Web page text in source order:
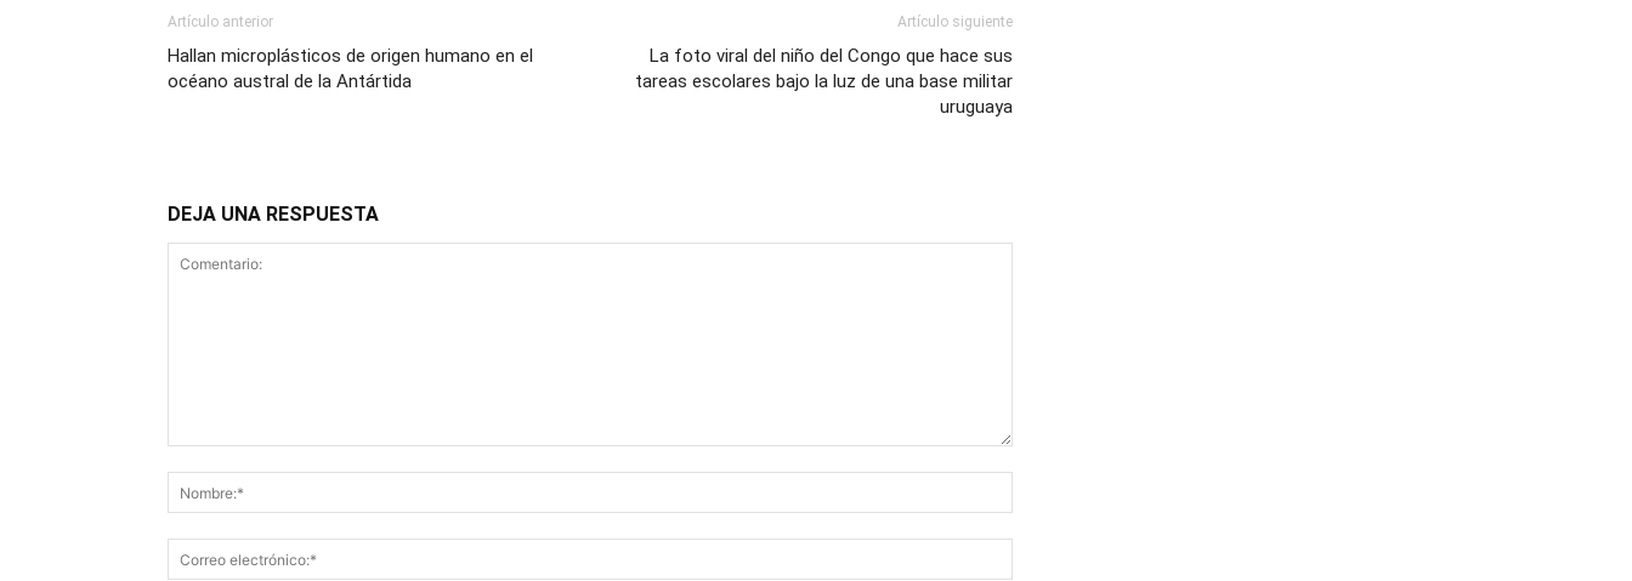
Artículo anterior
Hallan microplásticos de origen humano en el
océano austral de la Antártida
Artículo siguiente
La foto viral del niño del Congo que hace sus
tareas escolares bajo la luz de una base militar
uruguaya
DEJA UNA RESPUESTA